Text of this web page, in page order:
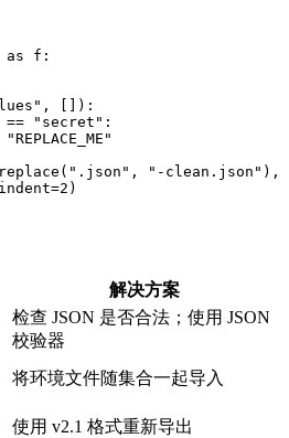
as f:
[]):
"secret":
"REPLACE_ME"
"-
解决方案
检查 JSON 是否合法；使用 JSON
校验器
将环境文件随集合一起导入
使用 v2.1 格式重新导出